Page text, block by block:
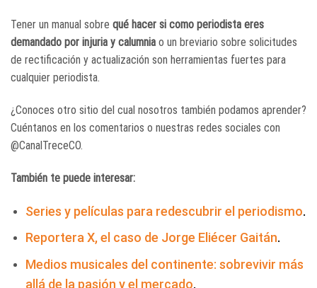
Tener un manual sobre qué hacer si como periodista eres
demandado por injuria y calumnia o un breviario sobre solicitudes
de rectificación y actualización son herramientas fuertes para
cualquier periodista.
¿Conoces otro sitio del cual nosotros también podamos aprender?
Cuéntanos en los comentarios o nuestras redes sociales con
@CanalTreceCO.
También te puede interesar:
Series y películas para redescubrir el periodismo.
Reportera X, el caso de Jorge Eliécer Gaitán.
Medios musicales del continente: sobrevivir más
allá de la pasión y el mercado.